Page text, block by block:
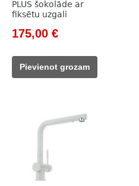
PLUS šokolāde ar
fiksētu uzgali
Original
was:
233,00 €.
175,00 €Current
175,00 €.
Pievienot grozam